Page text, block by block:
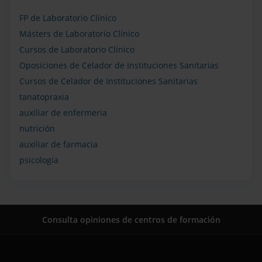
FP de Laboratorio Clínico
Másters de Laboratorio Clínico
Cursos de Laboratorio Clínico
Oposiciones de Celador de Instituciones Sanitarias
Cursos de Celador de Instituciones Sanitarias
tanatopraxia
auxiliar de enfermeria
nutrición
auxiliar de farmacia
psicologia
Consulta opiniones de centros de formación